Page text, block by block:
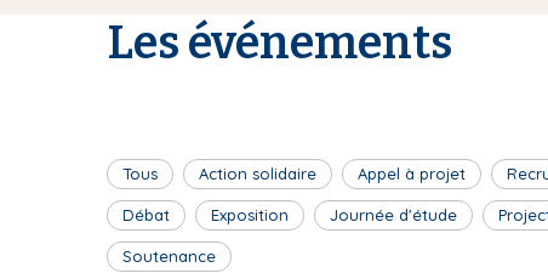
Les événements
Tous Action solidaire Appel à projet
Débat Exposition Journée d'étude
Soutenance